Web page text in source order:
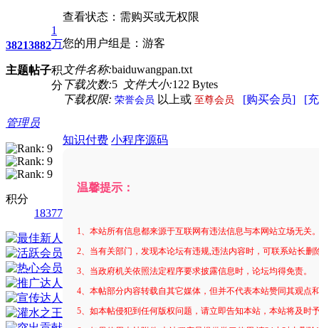
3821
主题
3882
帖子
1
万
积
分
管理员
积分
18377
查看状态：需购买或无权限
您的用户组是：游客
文件名称:baiduwangpan.txt
下载次数:5 文件大小:122 Bytes
下载权限: 荣誉会员 以上或 至尊会员 [购买会员] [
知识付费 小程序源码
温馨提示：
1、本站所有信息都来源于互联网有违法信息与本网站立场无关
2、当有关部门，发现本论坛有违规,违法内容时，可联系站长删
3、当政府机关依照法定程序要求披露信息时，论坛均得免责。
4、本帖部分内容转载自其它媒体，但并不代表本站赞同其观点
5、如本帖侵犯到任何版权问题，请立即告知本站，本站将及时